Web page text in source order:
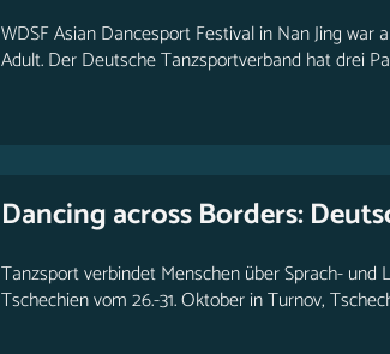
WDSF Asian Dancesport Festival in Nan Jing
Adult. Der Deutsche Tanzsportverband hat drei
Dancing across Borders:
Tanzsport verbindet Menschen über Sprach- und
Tschechien vom 26.-31. Oktober in Turnov,